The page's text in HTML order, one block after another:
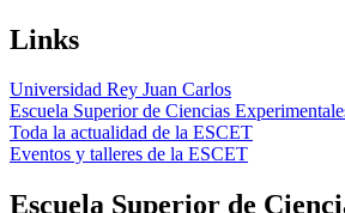
Links
Universidad Rey Juan Carlos
Escuela Superior de Ciencias
Toda la actualidad de la ESCET
Eventos y talleres de la ESCET
Escuela Superior de